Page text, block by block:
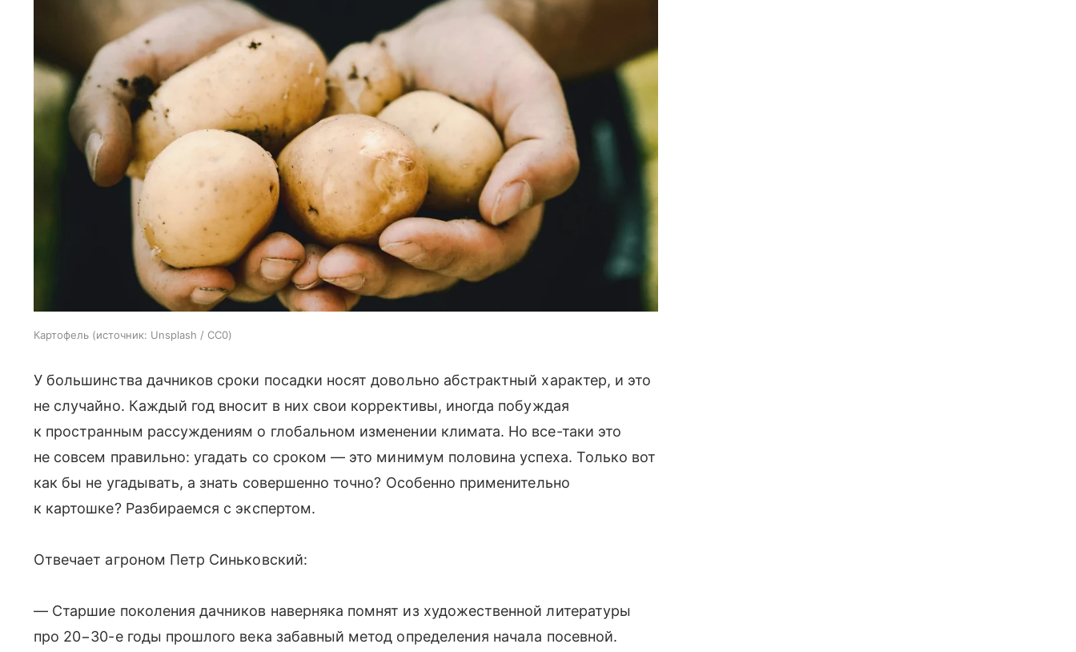
Картофель источник: Unsplash / CC0
У большинства дачников сроки посадки носят довольно абстрактный характер, и это
не случайно. Каждый год вносит в них свои коррективы, иногда побуждая
к пространным рассуждениям о глобальном изменении климата. Но все-таки это
не совсем правильно: угадать со сроком — это минимум половина успеха. Только вот
как бы не угадывать, а знать совершенно точно? Особенно применительно
к картошке? Разбираемся с экспертом.
Отвечает агроном Петр Синьковский:
— Старшие поколения дачников наверняка помнят из художественной литературы
про 20−30-е годы прошлого века забавный метод определения начала посевной.